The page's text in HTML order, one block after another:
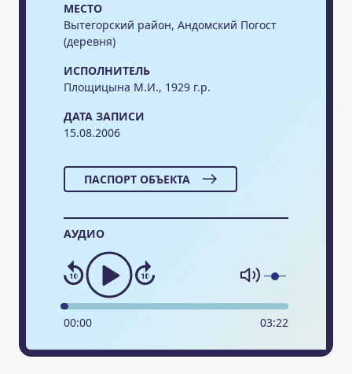
МЕСТО
Вытегорский район, Андомский Погост
(деревня)
ИСПОЛНИТЕЛЬ
Площицына М.И., 1929 г.р.
ДАТА ЗАПИСИ
15.08.2006
ПАСПОРТ ОБЪЕКТА
АУДИО
00:00 03:22